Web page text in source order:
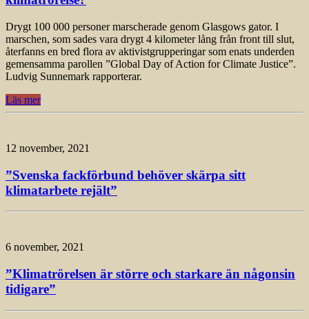
Drygt 100 000 personer marscherade genom Glasgows gator. I
marschen, som sades vara drygt 4 kilometer lång från front till slut,
återfanns en bred flora av aktivistgrupperingar som enats underden
gemensamma parollen ”Global Day of Action for Climate Justice”.
Ludvig Sunnemark rapporterar.
Läs mer
12 november, 2021
”Svenska fackförbund behöver skärpa sitt
klimatarbete rejält”
6 november, 2021
”Klimatrörelsen är större och starkare än någonsin
tidigare”